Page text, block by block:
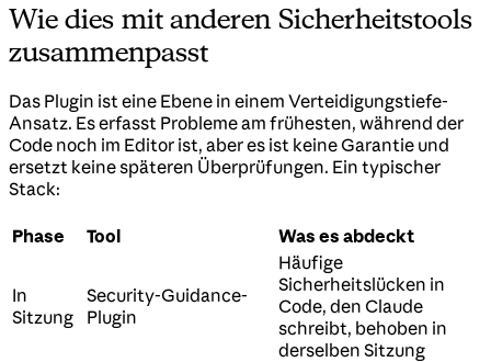
Wie dies mit anderen Sicherheitstools
zusammenpasst
Das Plugin ist eine Ebene in einem Verteidigungstiefe-
Ansatz. Es erfasst Probleme am frühesten, während der
Code noch im Editor ist, aber es ist keine Garantie und
ersetzt keine späteren Überprüfungen. Ein typischer
Stack:
Phase Tool Was es abdeckt
In
Sitzung
Security-Guidance-
Plugin
Häufige
Sicherheitslücken in
Code, den Claude
schreibt, behoben in
derselben Sitzung